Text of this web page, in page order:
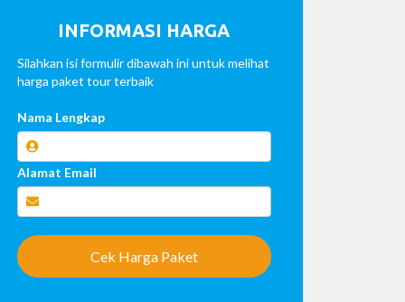
INFORMASI HARGA
Silahkan isi formulir dibawah ini untuk melihat
harga paket tour terbaik
Nama Lengkap
Alamat Email
Cek Harga Paket